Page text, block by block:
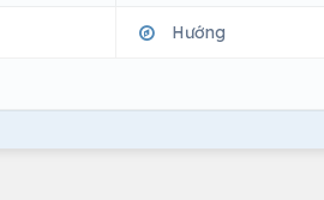
Hướng